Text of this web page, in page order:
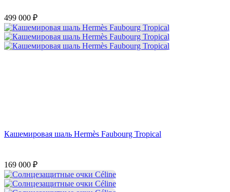
499 000 ₽
Кашемировая шаль Hermès Faubourg Tropical
169 000 ₽